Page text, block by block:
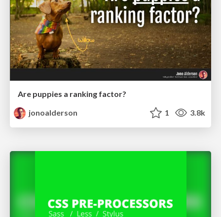
Are puppies a ranking factor?
jonoalderson
1 3.8k